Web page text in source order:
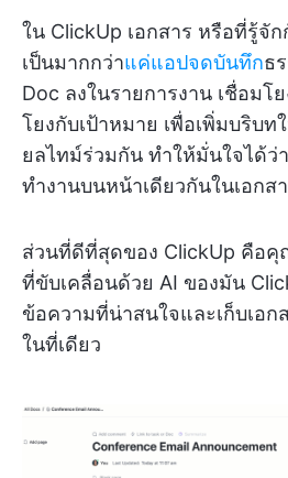
ใน ClickUp เอกสาร หรือที่รู้จั
เป็นมากกว่าแค่แอปจดบันทึกธ
Doc ลงในรายการงาน เชื่อมโ
โยงกับเป้าหมาย เพื่อเพิ่มบริบท
ยลไทม์ร่วมกัน ทำให้มั่นใจได้ว่
ทำงานบนหน้าเดียวกันในเอกส
ส่วนที่ดีที่สุดของ ClickUp คือคุ
ที่ขับเคลื่อนด้วย AI ของมัน
ข้อความที่น่าสนใจและเก็บเอ
ในที่เดียว